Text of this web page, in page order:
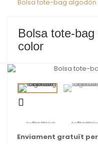
Bolsa tote-bag
Bolsa tote-
color
Enviament gratuït